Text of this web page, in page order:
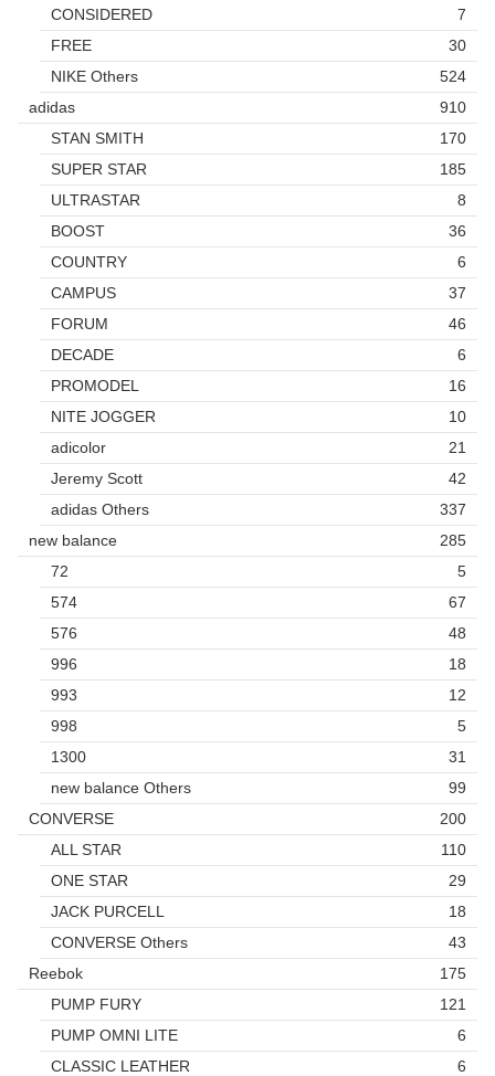
CONSIDERED
7
FREE
30
NIKE Others
524
adidas
910
STAN SMITH
170
SUPER STAR
185
ULTRASTAR
8
BOOST
36
COUNTRY
6
CAMPUS
37
FORUM
46
DECADE
6
PROMODEL
16
NITE JOGGER
10
adicolor
21
Jeremy Scott
42
adidas Others
337
new balance
285
72
5
574
67
576
48
996
18
993
12
998
5
1300
31
new balance Others
99
CONVERSE
200
ALL STAR
110
ONE STAR
29
JACK PURCELL
18
CONVERSE Others
43
Reebok
175
PUMP FURY
121
PUMP OMNI LITE
6
CLASSIC LEATHER
6